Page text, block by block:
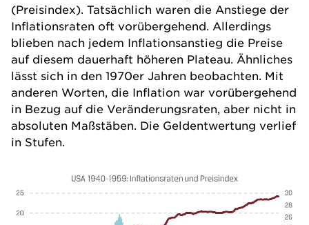
(Preisindex). Tatsächlich waren die Anstiege der
Inflationsraten oft vorübergehend. Allerdings
blieben nach jedem Inflationsanstieg die Preise
auf diesem dauerhaft höheren Plateau. Ähnliches
lässt sich in den 1970er Jahren beobachten. Mit
anderen Worten, die Inflation war vorübergehend
in Bezug auf die Veränderungsraten, aber nicht in
absoluten Maßstäben. Die Geldentwertung verlief
in Stufen.